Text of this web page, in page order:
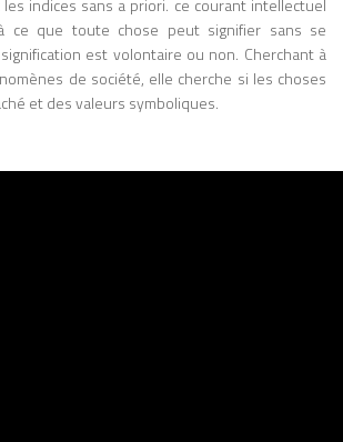
indices sans a priori. ce courant intellectuel
ce que toute chose peut signifier sans se
est volontaire ou non. Cherchant à
de société, elle cherche si les choses
et des valeurs symboliques.
que les médias électroniques (radio,
télévision) réintroduisent une forme de
simultanéité et d’interconnexion qu’il
qualifie de « village global ». Ce concept,
largement repris aujourd’hui pour décrire